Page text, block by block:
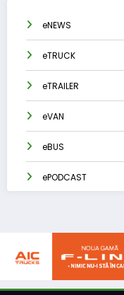
eNEWS
eTRUCK
eTRAILER
eVAN
eBUS
ePODCAST